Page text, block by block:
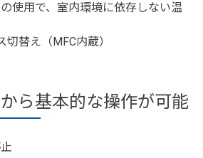
使用で、室内環境に依存しない温
切替え（MFC内蔵）
ら基本的な操作が可能